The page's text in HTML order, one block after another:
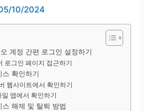
10/2024
계정 간편 로그인 설정하기
로그인 페이지 접근하기
스 확인하기
웹사이트에서 확인하기
일 앱에서 확인하기
스 해제 및 탈퇴 방법